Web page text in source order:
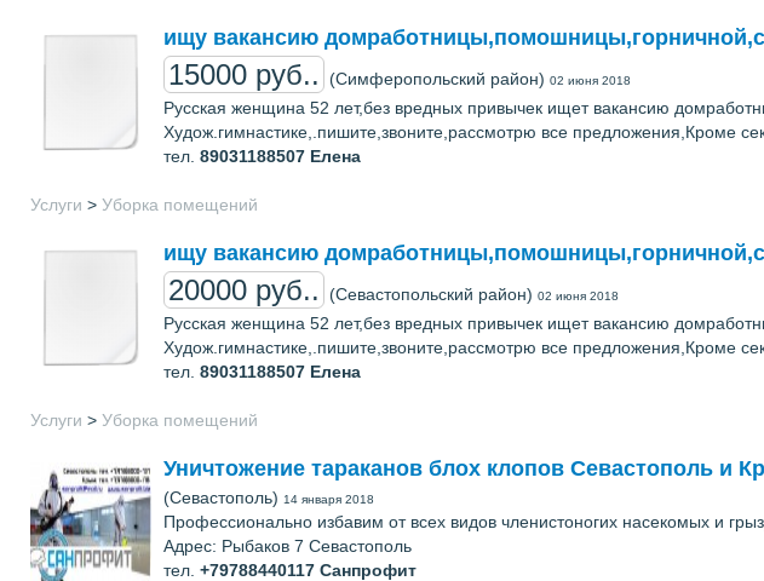
ищу вакансию
15000 руб.. (Симферопольский район) 02 июня 2018
Русская женщина 52 лет,без вредных привычек ищет вакансию
Худож.гимнастике,.пишите,звоните,рассмотрю все предложения,Кроме
тел. 89031188507 Елена
Услуги > Уборка помещений
ищу вакансию
20000 руб.. (Севастопольский район) 02 июня 2018
Русская женщина 52 лет,без вредных привычек ищет вакансию
Худож.гимнастике,.пишите,звоните,рассмотрю все предложения,Кроме
тел. 89031188507 Елена
Услуги > Уборка помещений
Уничтожение тараканов блох клопов Севастополь и
(Севастополь) 14 января 2018
Профессионально избавим от всех видов членистоногих насекомых и
Адрес: Рыбаков 7 Севастополь
тел. +79788440117 Санпрофит